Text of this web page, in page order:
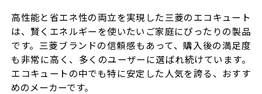
高性能と省エネ性の両立を実現した三菱のエコキュート
は、賢くエネルギーを使いたいご家庭にぴったりの製品
です。三菱ブランドの信頼感もあって、購入後の満足度
も非常に高く、多くのユーザーに選ばれ続けています。
エコキュートの中でも特に安定した人気を誇る、おすす
めのメーカーです。